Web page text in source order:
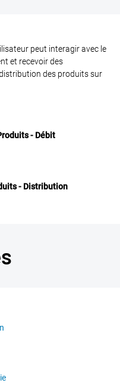
peut interagir avec le
et recevoir des
des produits sur
- Débit
- Distribution